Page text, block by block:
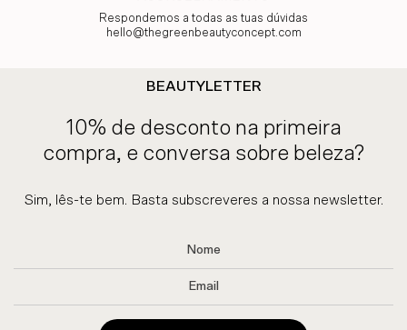
Respondemos a todas as tuas dúvidas
hello@thegreenbeautyconcept.com
BEAUTYLETTER
10% de desconto na primeira
compra, e conversa sobre beleza?
Sim, lês-te bem. Basta subscreveres a nossa newsletter.